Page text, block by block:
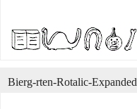
Bierg-rten-Rotalic-Expanded